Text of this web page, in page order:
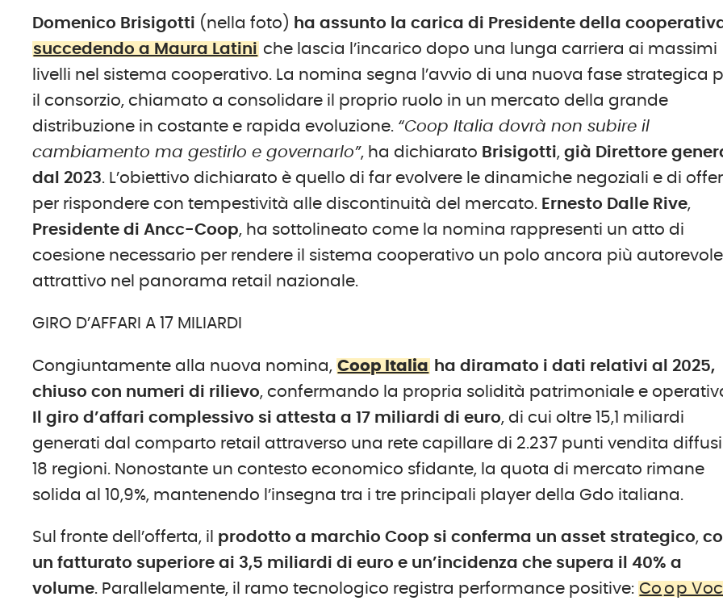
Domenico Brisigotti (nella foto) ha assunto la carica di Presidente della
succedendo a Maura Latini che lascia l’incarico dopo una lunga carriera ai massimi
livelli nel sistema cooperativo. La nomina segna l’avvio di una nuova fase strategica
il consorzio, chiamato a consolidare il proprio ruolo in un mercato della grande
distribuzione in costante e rapida evoluzione. “Coop Italia dovrà non subire il
cambiamento ma gestirlo e governarlo”, ha dichiarato Brisigotti,già Direttore
dal 2023. L’obiettivo dichiarato è quello di far evolvere le dinamiche negoziali e di
per rispondere con tempestività alle discontinuità del mercato. Ernesto Dalle Rive,
Presidente di Ancc-Coop, ha sottolineato come la nomina rappresenti un atto di
coesione necessario per rendere il sistema cooperativo un polo ancora più
attrattivo nel panorama retail nazionale.
GIRO D’AFFARI A 17 MILIARDI
Congiuntamente alla nuova nomina, Coop Italia ha diramato i dati relativi al 2025,
chiuso con numeri di rilievo, confermando la propria solidità patrimoniale e
Il giro d’affari complessivo si attesta a 17 miliardi di euro, di cui oltre 15,1 miliardi
generati dal comparto retail attraverso una rete capillare di 2.237 punti vendita
18 regioni. Nonostante un contesto economico sfidante, la quota di mercato rimane
solida al 10,9%, mantenendo l’insegna tra i tre principali player della Gdo italiana.
Sul fronte dell’offerta, il prodotto a marchio Coop si conferma un asset strategico,
un fatturato superiore ai 3,5 miliardi di euro e un’incidenza che supera il 40% a
volume. Parallelamente, il ramo tecnologico registra performance positive: Co o p